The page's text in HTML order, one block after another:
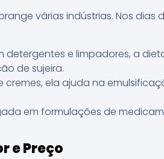
várias indústrias. Nos dias
detergentes e limpadores, a
de sujeira.
cremes, ela ajuda na
em formulações de
e Preço